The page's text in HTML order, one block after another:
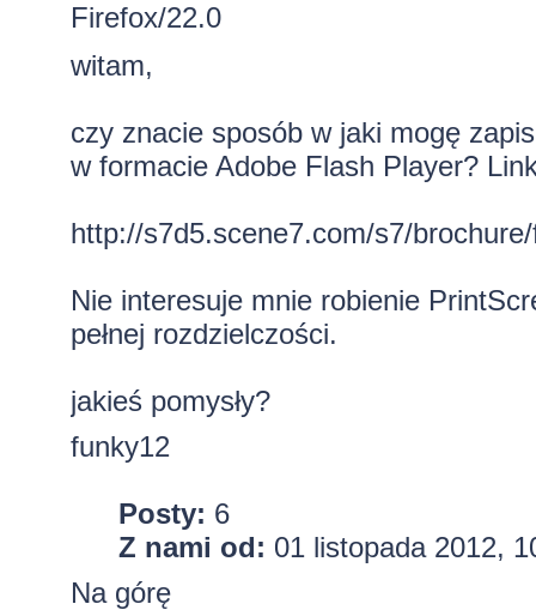
Firefox/22.0
witam,
czy znacie sposób w jaki mogę
w formacie Adobe Flash Player?
http://s7d5.scene7.com/s7/
Nie interesuje mnie robienie
pełnej rozdzielczości.
jakieś pomysły?
funky12
Posty: 6
Z nami od: 01 listopada 2012,
Na górę